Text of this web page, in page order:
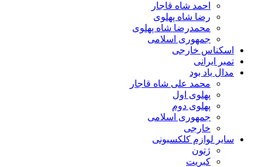
احمد شاه قاجار
رضا شاه پهلوی
محمدرضا شاه پهلوی
جمهوری اسلامی
اسکناس خارجی
تمبر ایرانی
مدال یاد بود
محمد علی شاه قاجار
پهلوی اول
پهلوی دوم
جمهوری اسلامی
خارجی
سایر لوازم کلکسیونی
ژتون
کبریت